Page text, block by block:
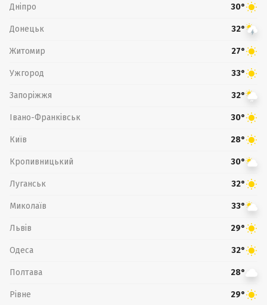
Дніпро 30°
Донецьк 32°
Житомир 27°
Ужгород 33°
Запоріжжя 32°
Івано-Франківськ 30°
Київ 28°
Кропивницький 30°
Луганськ 32°
Миколаїв 33°
Львів 29°
Одеса 32°
Полтава 28°
Рівне 29°